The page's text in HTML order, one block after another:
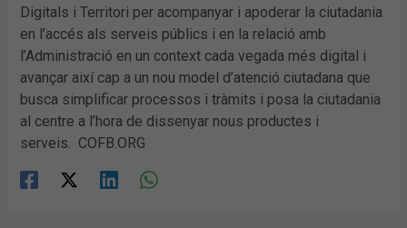
Digitals i Territori per acompanyar i apoderar la ciutadania
en l’accés als serveis públics i en la relació amb
l’Administració en un context cada vegada més digital i
avançar així cap a un nou model d’atenció ciutadana que
busca simplificar processos i tràmits i posa la ciutadania
al centre a l’hora de dissenyar nous productes i
serveis. COFB.ORG